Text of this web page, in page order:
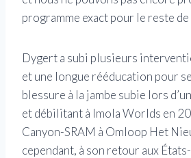
programme exact pour le reste de
Dygert a subi plusieurs
et une longue rééducation pour
blessure à la jambe subie lors
et débilitant à Imola Worlds en
Canyon-SRAM à Omloop Het
cependant, à son retour aux